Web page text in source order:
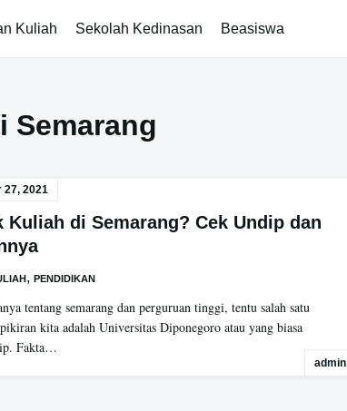
Kuliah Sekolah Kedinasan Beasiswa
Semarang
27, 2021
Kuliah di Semarang? Cek Undip dan
, PENDIDIKAN
tentang semarang dan perguruan tinggi, tentu salah satu
kita adalah Universitas Diponegoro atau yang biasa
Fakta…
admin